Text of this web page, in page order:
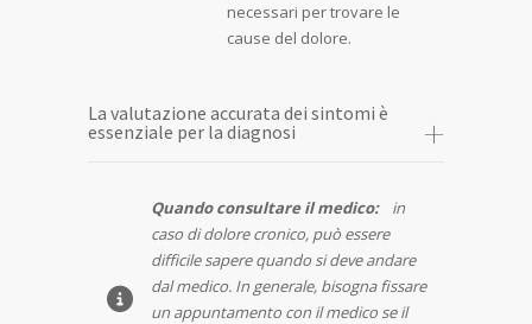
necessari per trovare le
cause del dolore.
La valutazione accurata dei sintomi è
essenziale per la diagnosi
Quando consultare il medico:
in
caso di dolore cronico, può essere
difficile sapere quando si deve andare
dal medico. In generale, bisogna fissare
un appuntamento con il medico se il